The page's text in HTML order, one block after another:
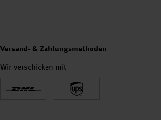
Versand- & Zahlungsmethoden
Wir verschicken mit